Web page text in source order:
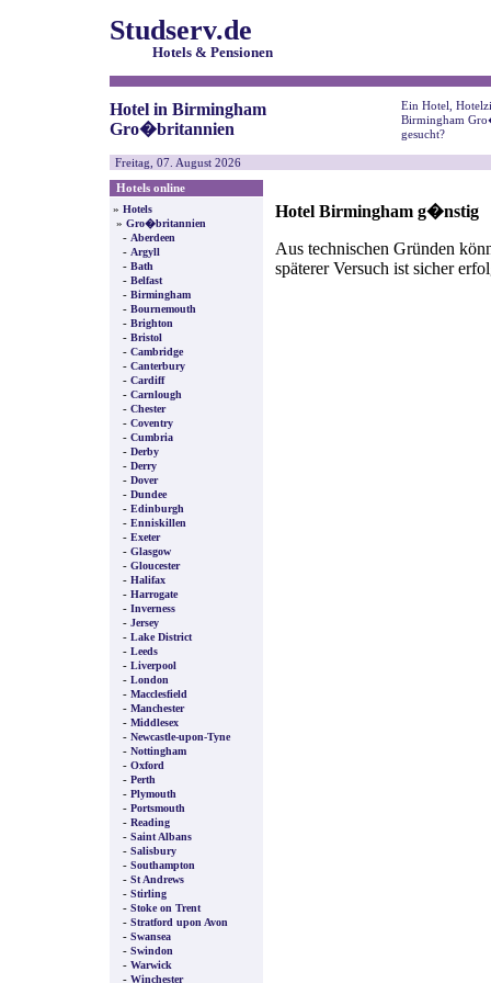
Studserv.de
Hotels & Pensionen
Hotel in Birmingham
Gro�britannien
Ein Hotel,
Birmingham
gesucht?
Freitag, 07. August 2026
Hotels online
» Hotels
» Gro�britannien
- Aberdeen
- Argyll
- Bath
- Belfast
- Birmingham
- Bournemouth
- Brighton
- Bristol
- Cambridge
- Canterbury
- Cardiff
- Carnlough
- Chester
- Coventry
- Cumbria
- Derby
- Derry
- Dover
- Dundee
- Edinburgh
- Enniskillen
- Exeter
- Glasgow
- Gloucester
- Halifax
- Harrogate
- Inverness
- Jersey
- Lake District
- Leeds
- Liverpool
- London
- Macclesfield
- Manchester
- Middlesex
- Newcastle-upon-Tyne
- Nottingham
- Oxford
- Perth
- Plymouth
- Portsmouth
- Reading
- Saint Albans
- Salisbury
- Southampton
- St Andrews
- Stirling
- Stoke on Trent
- Stratford upon Avon
- Swansea
- Swindon
- Warwick
- Winchester
Hotel Birmingham g�nstig
Aus technischen Gründen
späterer Versuch ist sicher